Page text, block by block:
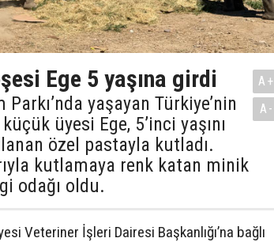
Ege 5 yaşına girdi
yaşayan Türkiye’nin
üyesi Ege, 5’inci yaşını
özel pastayla kutladı.
kutlamaya renk katan minik
odağı oldu.
A+
A-
Veteriner İşleri Dairesi Başkanlığı’na bağlı